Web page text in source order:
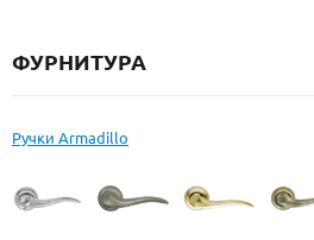
ФУРНИТУРА
Ручки Armadillo